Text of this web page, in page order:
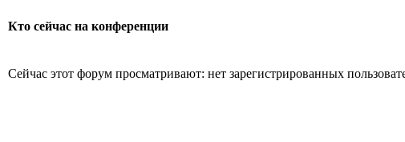
Кто сейчас на конференции
Сейчас этот форум просматривают: нет зарегистрированных